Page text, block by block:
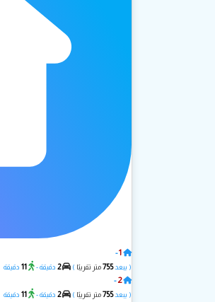
1
-
( يبعد755متر تقريبًا )
2 دقيقة - 11 دقيقة
2
-
( يبعد755متر تقريبًا )
2 دقيقة - 11 دقيقة